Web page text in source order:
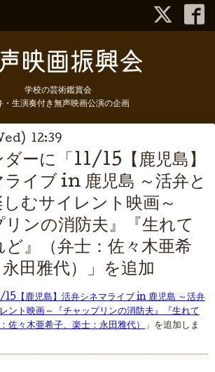
学校の芸術鑑賞会
・生演奏付き無声映画公演の企画
12:39
ーに「11/15【鹿児島】
イブ in 鹿児島 ～活弁と
むサイレント映画～
リンの消防夫』『生れて
』（弁士：佐々木亜希
田雅代）」を追加
15【鹿児島】活弁シネマライブ in 鹿児島 ～活弁
ント映画～『チャップリンの消防夫』『生れて
佐々木亜希子、楽士：永田雅代） 」を追加しま